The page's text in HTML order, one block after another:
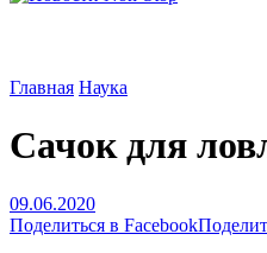
Главная Наука
Сачок для
09.06.2020
Поделиться в Facebook